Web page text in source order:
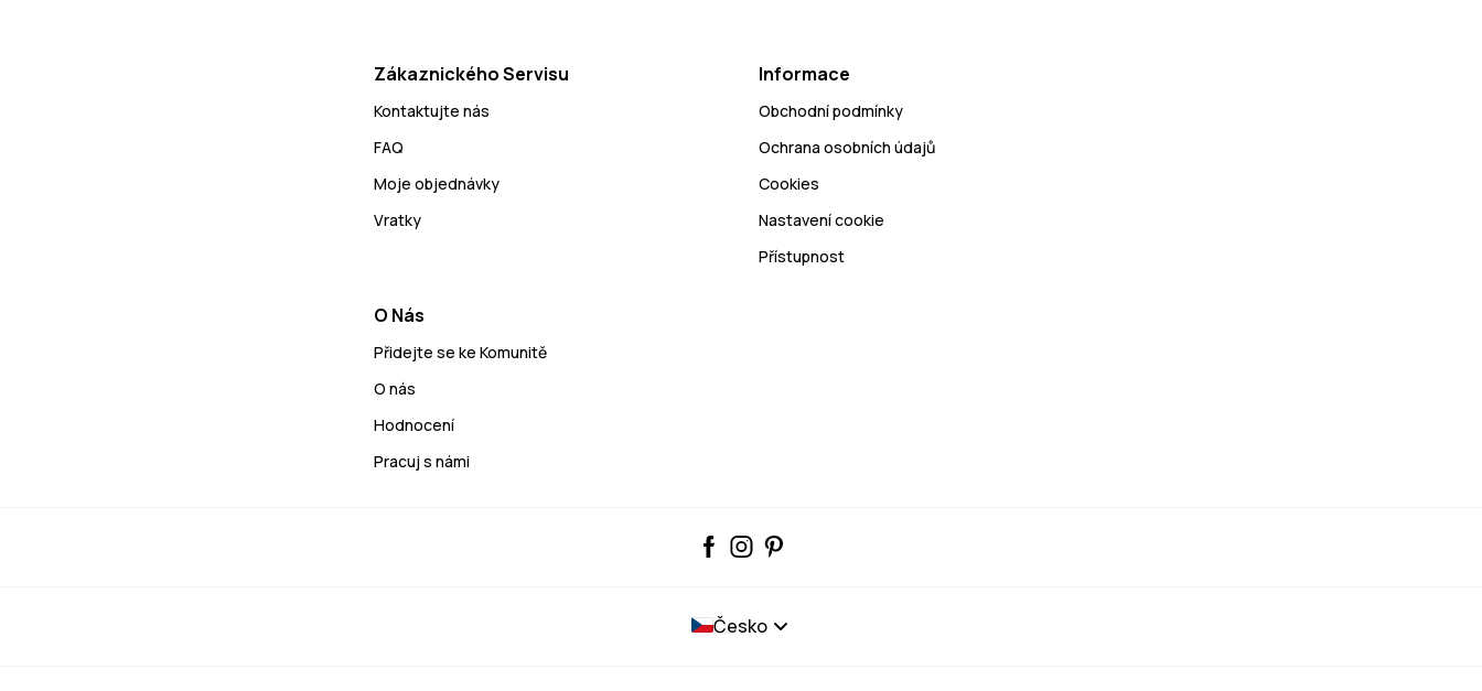
Zákaznického Servisu
Kontaktujte nás
FAQ
Moje objednávky
Vratky
Informace
Obchodní podmínky
Ochrana osobních údajů
Cookies
Nastavení cookie
Přístupnost
O Nás
Přidejte se ke Komunitě
O nás
Hodnocení
Pracuj s námi
Česko